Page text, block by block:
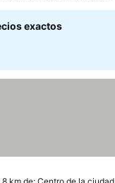
exactos